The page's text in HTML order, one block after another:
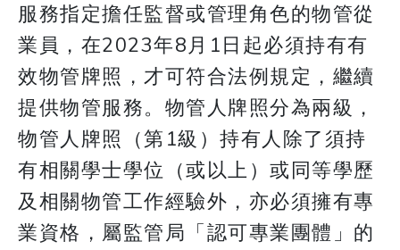
服務指定擔任監督或管理角色的物管從
業員，在2023年8月1日起必須持有有
效物管牌照，才可符合法例規定，繼續
提供物管服務。物管人牌照分為兩級，
物管人牌照（第1級）持有人除了須持
有相關學士學位（或以上）或同等學歷
及相關物管工作經驗外，亦必須擁有專
業資格，屬監管局「認可專業團體」的